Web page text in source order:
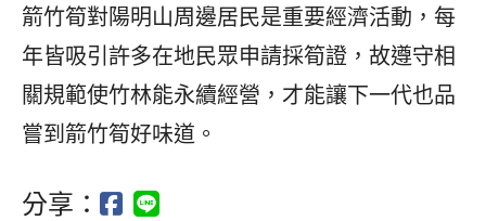
箭竹筍對陽明山周邊居民是重要經濟活動，每
年皆吸引許多在地民眾申請採筍證，故遵守相
關規範使竹林能永續經營，才能讓下一代也品
嘗到箭竹筍好味道。
分享：